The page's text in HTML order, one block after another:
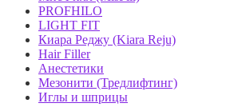
PROFHILO
LIGHT FIT
Киара Реджу (Kiara Reju)
Hair Filler
Анестетики
Мезонити (Тредлифтинг)
Иглы и шприцы